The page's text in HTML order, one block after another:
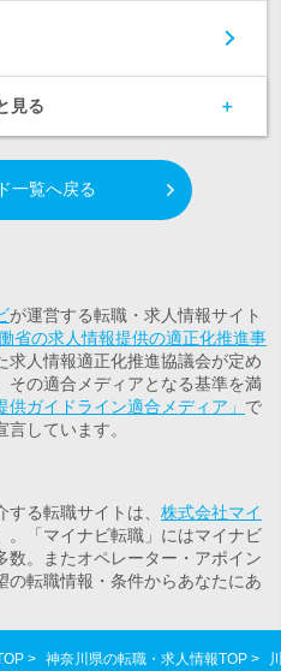
見る
一覧へ戻る
が運営する転職・求人情報サイト
省の求人情報提供の適正化推進事
求人情報適正化推進協議会が定め
その適合メディアとなる基準を満
供ガイドライン適合メディア」 で
しています。
る転職サイトは、 株式会社マイ
。「マイナビ転職」にはマイナビ
数。またオペレーター・アポイン
の転職情報・条件からあなたにあ
神奈川県の転職・求人情報TOP